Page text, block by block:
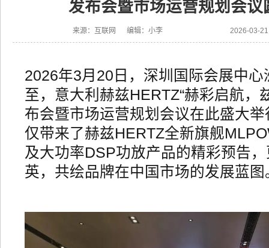
发布会暨市场运营规划会议
来源：互联网 编辑：小李 2026-03-
2026年3月20日，深圳国际会展中心
至，意大利赫兹HERTZ“赫彩启航，
布会暨市场运营规划会议在此盛大
仅带来了赫兹HERTZ全新旗舰
及大功率DSP功放产品的精彩预告
英，共绘品牌在中国市场的发展蓝图